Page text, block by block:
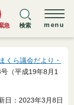
急 検索 menu
くら議会だより・
（平成19年8月1
日：2023年3月8日